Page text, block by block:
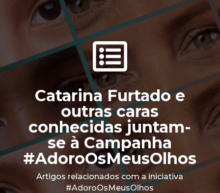

Catarina Furtado e
outras caras
conhecidas juntam-
se à Campanha
#AdoroOsMeusOlhos
Artigos relacionados com a iniciativa
#AdoroOsMeusOlhos